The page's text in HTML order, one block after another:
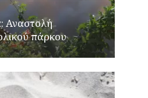
Αναστολή
πάρκου